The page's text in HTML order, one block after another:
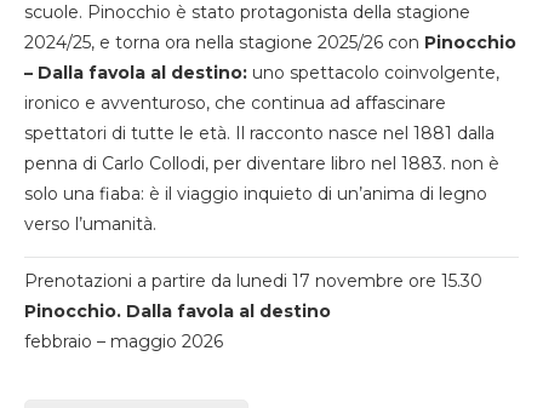
scuole. Pinocchio è stato protagonista della stagione
2024/25, e torna ora nella stagione 2025/26 con Pinocchio
– Dalla favola al destino: uno spettacolo coinvolgente,
ironico e avventuroso, che continua ad affascinare
spettatori di tutte le età. Il racconto nasce nel 1881 dalla
penna di Carlo Collodi, per diventare libro nel 1883. non è
solo una fiaba: è il viaggio inquieto di un’anima di legno
verso l’umanità.
Prenotazioni a partire da lunedi 17 novembre ore 15.30
Pinocchio. Dalla favola al destino
febbraio – maggio 2026